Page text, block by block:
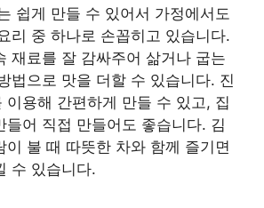
쉽게 만들 수 있어서 가정에서도
리 중 하나로 손꼽히고 있습니다.
재료를 잘 감싸주어 삶거나 굽는
법으로 맛을 더할 수 있습니다. 진
이용해 간편하게 만들 수 있고, 집
들어 직접 만들어도 좋습니다. 김
이 불 때 따뜻한 차와 함께 즐기면
수 있습니다.